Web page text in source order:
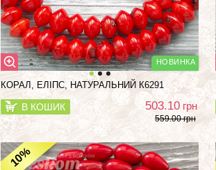
КОРАЛ, ЕЛІПС, НАТУРАЛЬНИЙ К6291
В КОШИК 503.10 грн
559.00 грн
10%